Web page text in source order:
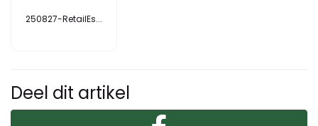
250827-RetailEs...
Deel dit artikel